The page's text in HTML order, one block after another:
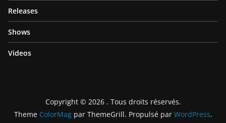
Releases
Shows
Videos
Copyright © 2026 . Tous droits réservés.
Theme ColorMagpar ThemeGrill. Propulsé par WordPress.